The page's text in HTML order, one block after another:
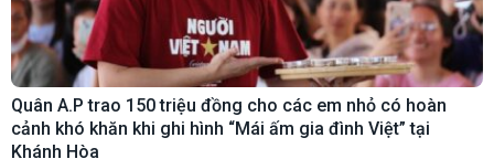
Quân A.P trao 150 triệu đồng cho các em nhỏ có hoàn
cảnh khó khăn khi ghi hình “Mái ấm gia đình Việt” tại
Khánh Hòa